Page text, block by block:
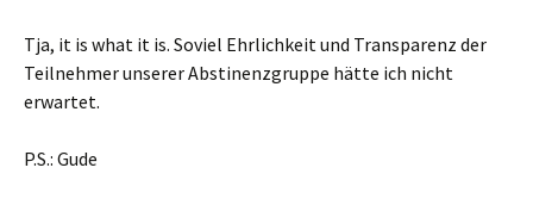
Tja, it is what it is. Soviel Ehrlichkeit und Transparenz der
Teilnehmer unserer Abstinenzgruppe hätte ich nicht
erwartet.
P.S.: Gude